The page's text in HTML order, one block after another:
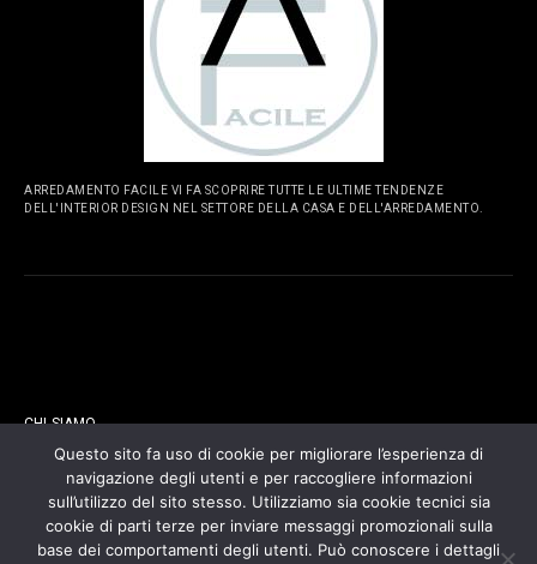
ARREDAMENTO FACILE VI FA SCOPRIRE TUTTE LE ULTIME TENDENZE
DELL'INTERIOR DESIGN NEL SETTORE DELLA CASA E DELL'ARREDAMENTO.
CHI SIAMO
CONTATTI
COOKIES POLICY
Questo sito fa uso di cookie per migliorare l’esperienza di
navigazione degli utenti e per raccogliere informazioni
sull’utilizzo del sito stesso. Utilizziamo sia cookie tecnici sia
cookie di parti terze per inviare messaggi promozionali sulla
base dei comportamenti degli utenti. Può conoscere i dettagli